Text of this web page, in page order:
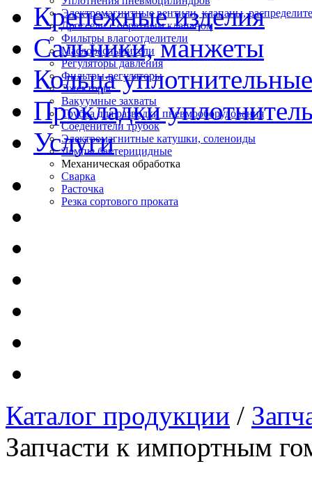
Электромагнитные вентили, клапаны,
Дроссели с обратным клапаном
Фильтры влагоотделители
Маслораспылители
Регуляторы давления
Фильтры-регуляторы
Эжекторы
Вакуумные захваты
Трубка для разводки пневмооборудования
Соеденители трубок
Электромагнитные катушки, соленоиды
Лампы бактерицидные
Крепежные изделия
Сальники, манжеты
Кольца уплотнительные
Прокладки
Услуги
Механическая обработка
Сварка
Расточка
Резка сортового проката
Каталог продукции /
Запчасти к импортным